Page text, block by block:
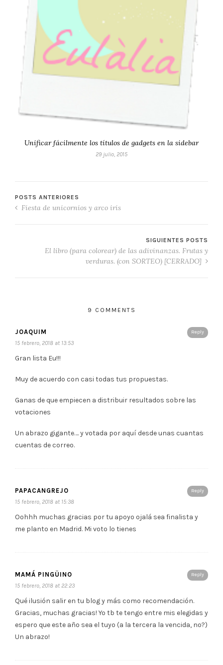
Unificar fácilmente los títulos de gadgets en la sidebar
29 julio, 2015
POSTS ANTERIORES
Fiesta de unicornios y arco iris
SIGUIENTES POSTS
El libro (para colorear) de las adivinanzas. Frutas y
verduras. (con SORTEO) [CERRADO]
9 COMMENTS
Reply
JOAQUIM
15 febrero, 2018 at 13:53
Gran lista Eu!!!
Muy de acuerdo con casi todas tus propuestas.
Ganas de que empiecen a distribuir resultados sobre las
votaciones
Un abrazo gigante…. y votada por aquí desde unas cuantas
cuentas de correo.
Reply
PAPACANGREJO
15 febrero, 2018 at 15:38
Oohhh muchas gracias por tu apoyo ojalá sea finalista y
me planto en Madrid. Mi voto lo tienes
Reply
MAMÁ PINGÜINO
15 febrero, 2018 at 22:23
Qué ilusión salir en tu blog y más como recomendación.
Gracias, muchas gracias! Yo tb te tengo entre mis elegidas y
espero que este año sea el tuyo (a la tercera la vencida, no?)
Un abrazo!